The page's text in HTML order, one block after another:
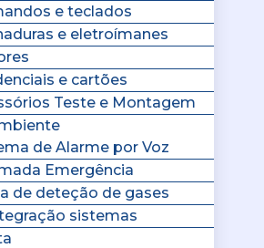
e teclados
e eletroímanes
e cartões
Teste e Montagem
de Alarme por Voz
Emergência
de deteção de gases
sistemas